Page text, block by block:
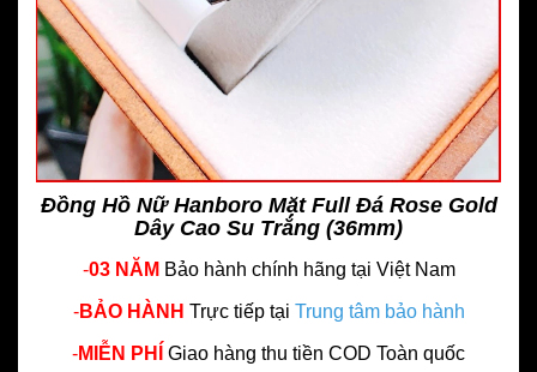
Đồng Hồ Nữ Hanboro Mặt Full Đá Rose Gold
Dây Cao Su Trắng (36mm)
-03 NĂM Bảo hành chính hãng tại Việt Nam
-BẢO HÀNH Trực tiếp tại Trung tâm bảo hành
-MIỄN PHÍ Giao hàng thu tiền COD Toàn quốc